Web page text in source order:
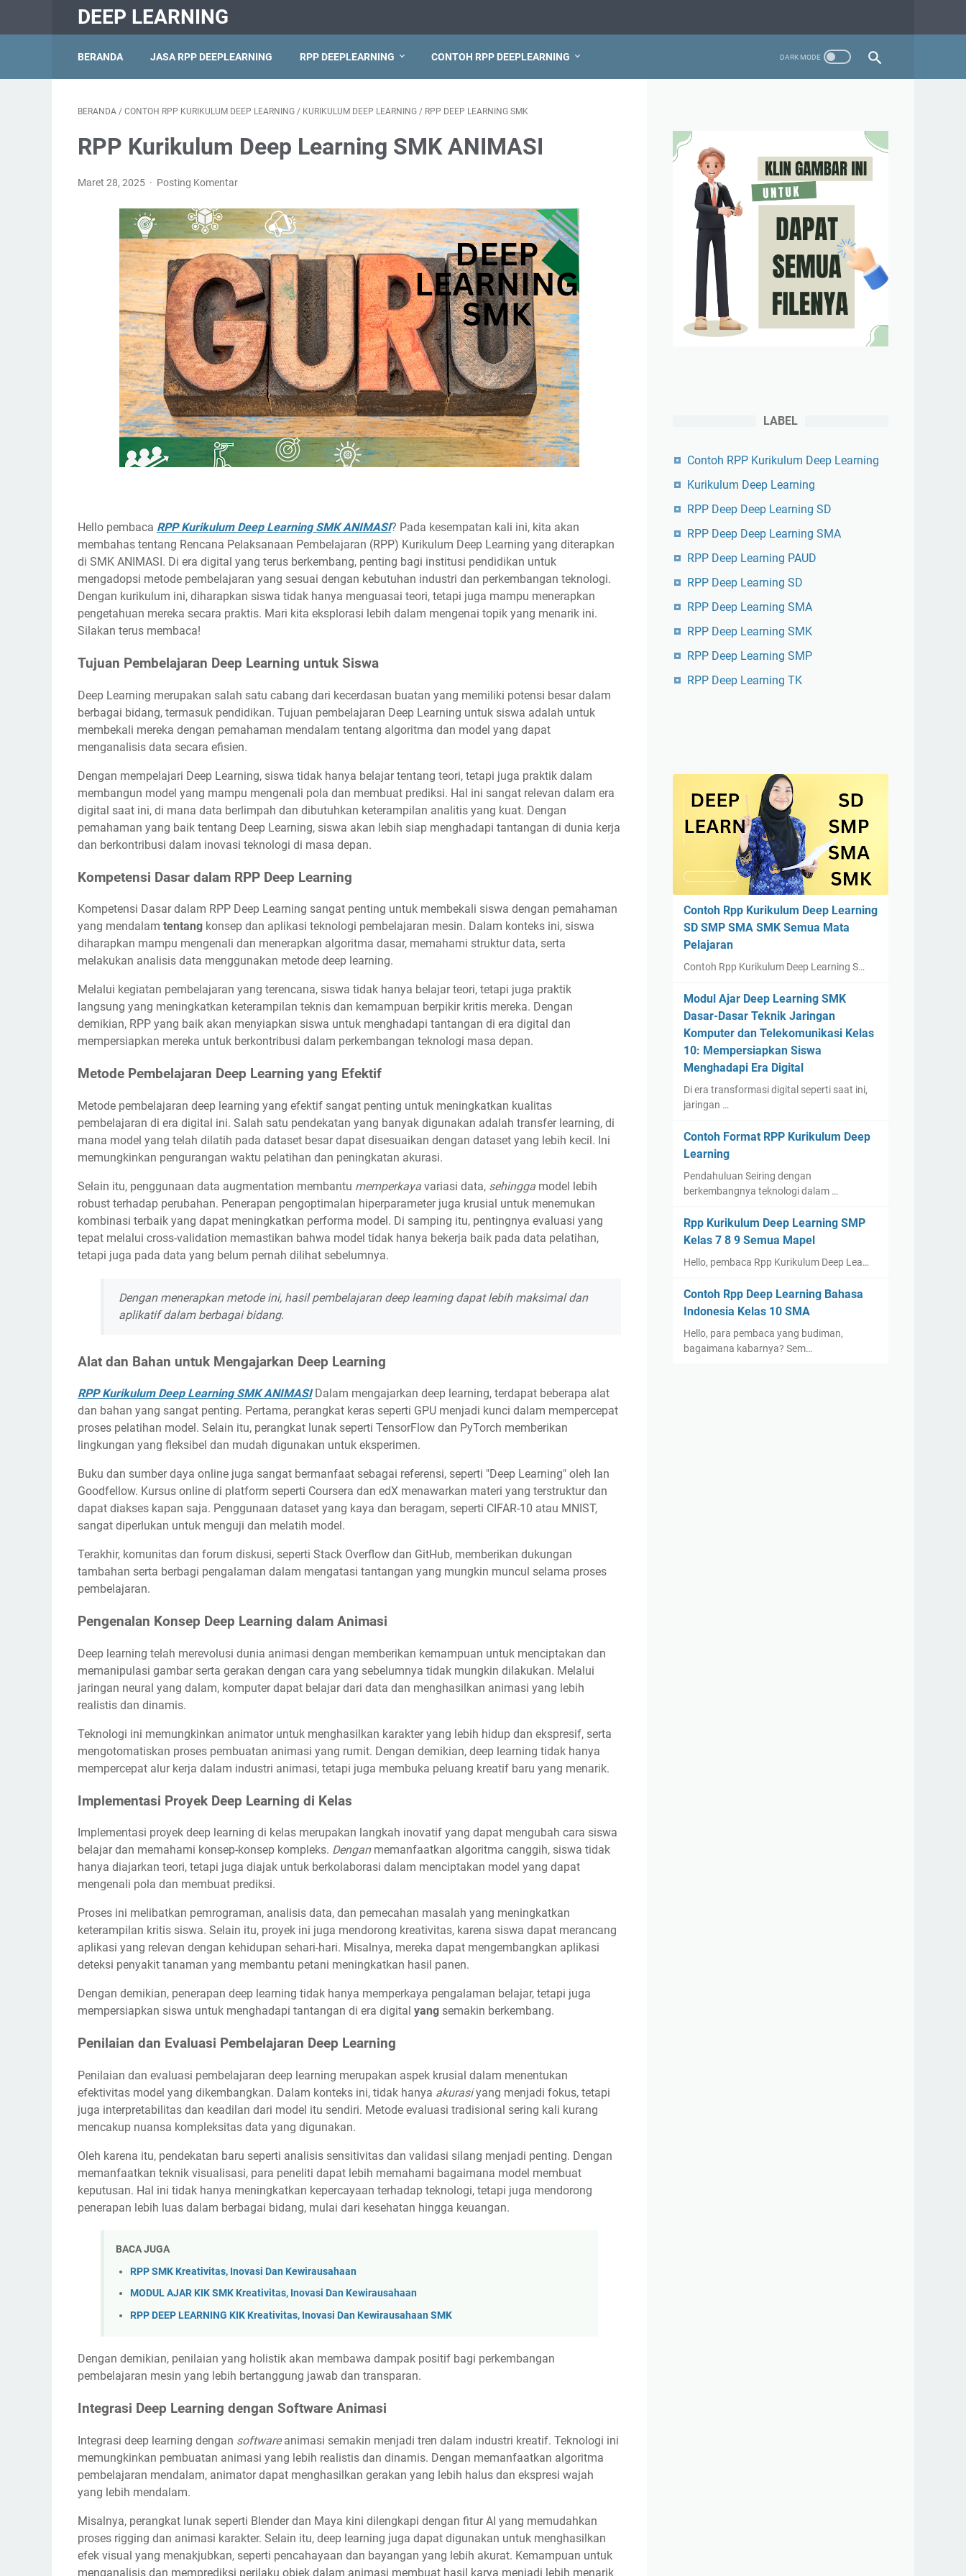
DEEP LEARNING
BERANDA JASA RPP DEEPLEARNING RPP DEEPLEARNING CONTOH RPP DEEPLEARNING
BERANDA / CONTOH RPP KURIKULUM DEEP LEARNING / KURIKULUM DEEP LEARNING / RPP DEEP LEARNING SMK
RPP Kurikulum Deep Learning SMK ANIMASI
Maret 28, 2025 Posting Komentar
Hello pembaca RPP Kurikulum Deep Learning SMK ANIMASI? Pada kesempatan kali ini, kita akan
membahas tentang Rencana Pelaksanaan Pembelajaran (RPP) Kurikulum Deep Learning yang diterapkan
di SMK ANIMASI . Di era digital yang terus berkembang, penting bagi institusi pendidikan untuk
mengadopsi metode pembelajaran yang sesuai dengan kebutuhan industri dan perkembangan teknologi.
Dengan kurikulum ini, diharapkan siswa tidak hanya menguasai teori, tetapi juga mampu menerapkan
pengetahuan mereka secara praktis. Mari kita eksplorasi lebih dalam mengenai topik yang menarik ini.
Silakan terus membaca!
Tujuan Pembelajaran Deep Learning untuk Siswa
Deep Learning merupakan salah satu cabang dari kecerdasan buatan yang memiliki potensi besar dalam
berbagai bidang, termasuk pendidikan. Tujuan pembelajaran Deep Learning untuk siswa adalah untuk
membekali mereka dengan pemahaman mendalam tentang algoritma dan model yang dapat
menganalisis data secara efisien.
Dengan mempelajari Deep Learning, siswa tidak hanya belajar tentang teori, tetapi juga praktik dalam
membangun model yang mampu mengenali pola dan membuat prediksi. Hal ini sangat relevan dalam era
digital saat ini, di mana data berlimpah dan dibutuhkan keterampilan analitis yang kuat. Dengan
pemahaman yang baik tentang Deep Learning, siswa akan lebih siap menghadapi tantangan di dunia kerja
dan berkontribusi dalam inovasi teknologi di masa depan.
Kompetensi Dasar dalam RPP Deep Learning
Kompetensi Dasar dalam RPP Deep Learning sangat penting untuk membekali siswa dengan pemahaman
yang mendalam tentang konsep dan aplikasi teknologi pembelajaran mesin. Dalam konteks ini, siswa
diharapkan mampu mengenali dan menerapkan algoritma dasar, memahami struktur data, serta
melakukan analisis data menggunakan metode deep learning.
Melalui kegiatan pembelajaran yang terencana, siswa tidak hanya belajar teori, tetapi juga praktik
langsung yang meningkatkan keterampilan teknis dan kemampuan berpikir kritis mereka. Dengan
demikian, RPP yang baik akan menyiapkan siswa untuk menghadapi tantangan di era digital dan
mempersiapkan mereka untuk berkontribusi dalam perkembangan teknologi masa depan.
Metode Pembelajaran Deep Learning yang Efektif
Metode pembelajaran deep learning yang efektif sangat penting untuk meningkatkan kualitas
pembelajaran di era digital ini. Salah satu pendekatan yang banyak digunakan adalah transfer learning, di
mana model yang telah dilatih pada dataset besar dapat disesuaikan dengan dataset yang lebih kecil. Ini
memungkinkan pengurangan waktu pelatihan dan peningkatan akurasi.
Selain itu, penggunaan data augmentation membantu memperkaya variasi data, sehingga model lebih
robust terhadap perubahan. Penerapan pengoptimalan hiperparameter juga krusial untuk menemukan
kombinasi terbaik yang dapat meningkatkan performa model. Di samping itu, pentingnya evaluasi yang
tepat melalui cross-validation memastikan bahwa model tidak hanya bekerja baik pada data pelatihan,
tetapi juga pada data yang belum pernah dilihat sebelumnya.
Dengan menerapkan metode ini, hasil pembelajaran deep learning dapat lebih maksimal dan
aplikatif dalam berbagai bidang.
Alat dan Bahan untuk Mengajarkan Deep Learning
RPP Kurikulum Deep Learning SMK ANIMASI Dalam mengajarkan deep learning, terdapat beberapa alat
dan bahan yang sangat penting. Pertama, perangkat keras seperti GPU menjadi kunci dalam mempercepat
proses pelatihan model. Selain itu, perangkat lunak seperti TensorFlow dan PyTorch memberikan
lingkungan yang fleksibel dan mudah digunakan untuk eksperimen.
Buku dan sumber daya online juga sangat bermanfaat sebagai referensi, seperti "Deep Learning" oleh Ian
Goodfellow. Kursus online di platform seperti Coursera dan edX menawarkan materi yang terstruktur dan
dapat diakses kapan saja. Penggunaan dataset yang kaya dan beragam, seperti CIFAR-10 atau MNIST,
sangat diperlukan untuk menguji dan melatih model.
Terakhir, komunitas dan forum diskusi, seperti Stack Overflow dan GitHub, memberikan dukungan
tambahan serta berbagi pengalaman dalam mengatasi tantangan yang mungkin muncul selama proses
pembelajaran.
Pengenalan Konsep Deep Learning dalam Animasi
Deep learning telah merevolusi dunia animasi dengan memberikan kemampuan untuk menciptakan dan
memanipulasi gambar serta gerakan dengan cara yang sebelumnya tidak mungkin dilakukan. Melalui
jaringan neural yang dalam, komputer dapat belajar dari data dan menghasilkan animasi yang lebih
realistis dan dinamis.
Teknologi ini memungkinkan animator untuk menghasilkan karakter yang lebih hidup dan ekspresif, serta
mengotomatiskan proses pembuatan animasi yang rumit. Dengan demikian, deep learning tidak hanya
mempercepat alur kerja dalam industri animasi, tetapi juga membuka peluang kreatif baru yang menarik.
Implementasi Proyek Deep Learning di Kelas
Implementasi proyek deep learning di kelas merupakan langkah inovatif yang dapat mengubah cara siswa
belajar dan memahami konsep-konsep kompleks. Denganmemanfaatkan algoritma canggih, siswa tidak
hanya diajarkan teori, tetapi juga diajak untuk berkolaborasi dalam menciptakan model yang dapat
mengenali pola dan membuat prediksi.
Proses ini melibatkan pemrograman, analisis data, dan pemecahan masalah yang meningkatkan
keterampilan kritis siswa. Selain itu, proyek ini juga mendorong kreativitas, karena siswa dapat merancang
aplikasi yang relevan dengan kehidupan sehari-hari. Misalnya, mereka dapat mengembangkan aplikasi
deteksi penyakit tanaman yang membantu petani meningkatkan hasil panen.
Dengan demikian, penerapan deep learning tidak hanya memperkaya pengalaman belajar, tetapi juga
mempersiapkan siswa untuk menghadapi tantangan di era digital yang semakin berkembang.
Penilaian dan Evaluasi Pembelajaran Deep Learning
Penilaian dan evaluasi pembelajaran deep learning merupakan aspek krusial dalam menentukan
efektivitas model yang dikembangkan. Dalam konteks ini, tidak hanya akurasiyang menjadi fokus, tetapi
juga interpretabilitas dan keadilan dari model itu sendiri. Metode evaluasi tradisional sering kali kurang
mencakup nuansa kompleksitas data yang digunakan.
Oleh karena itu, pendekatan baru seperti analisis sensitivitas dan validasi silang menjadi penting. Dengan
memanfaatkan teknik visualisasi, para peneliti dapat lebih memahami bagaimana model membuat
keputusan. Hal ini tidak hanya meningkatkan kepercayaan terhadap teknologi, tetapi juga mendorong
penerapan lebih luas dalam berbagai bidang, mulai dari kesehatan hingga keuangan.
BACA JUGA
RPP SMK Kreativitas, Inovasi Dan Kewirausahaan
MODUL AJAR KIK SMK Kreativitas, Inovasi Dan Kewirausahaan
RPP DEEP LEARNING KIK Kreativitas, Inovasi Dan Kewirausahaan SMK
Dengan demikian, penilaian yang holistik akan membawa dampak positif bagi perkembangan
pembelajaran mesin yang lebih bertanggung jawab dan transparan.
Integrasi Deep Learning dengan Software Animasi
Integrasi deep learning dengan softwareanimasi semakin menjadi tren dalam industri kreatif. Teknologi ini
memungkinkan pembuatan animasi yang lebih realistis dan dinamis. Dengan memanfaatkan algoritma
pembelajaran mendalam, animator dapat menghasilkan gerakan yang lebih halus dan ekspresi wajah
yang lebih mendalam.
Misalnya, perangkat lunak seperti Blender dan Maya kini dilengkapi dengan fitur AI yang memudahkan
proses rigging dan animasi karakter. Selain itu, deep learning juga dapat digunakan untuk menghasilkan
efek visual yang menakjubkan, seperti pencahayaan dan bayangan yang lebih akurat. Kemampuan untuk
menganalisis dan memprediksi perilaku objek dalam animasi membuat hasil karya menjadi lebih menarik
LABEL
Contoh RPP Kurikulum Deep Learning
Kurikulum Deep Learning
RPP Deep Deep Learning SD
RPP Deep Deep Learning SMA
RPP Deep Learning PAUD
RPP Deep Learning SD
RPP Deep Learning SMA
RPP Deep Learning SMK
RPP Deep Learning SMP
RPP Deep Learning TK
Contoh Rpp Kurikulum Deep Learning
SD SMP SMA SMK Semua Mata
Pelajaran
Contoh Rpp Kurikulum Deep Learning S…
Modul Ajar Deep Learning SMK
Dasar-Dasar Teknik Jaringan
Komputer dan Telekomunikasi Kelas
10: Mempersiapkan Siswa
Menghadapi Era Digital
Di era transformasi digital seperti saat ini,
jaringan …
Contoh Format RPP Kurikulum Deep
Learning
Pendahuluan Seiring dengan
berkembangnya teknologi dalam …
Rpp Kurikulum Deep Learning SMP
Kelas 7 8 9 Semua Mapel
Hello, pembaca Rpp Kurikulum Deep Lea…
Contoh Rpp Deep Learning Bahasa
Indonesia Kelas 10 SMA
Hello, para pembaca yang budiman,
bagaimana kabarnya? Sem…